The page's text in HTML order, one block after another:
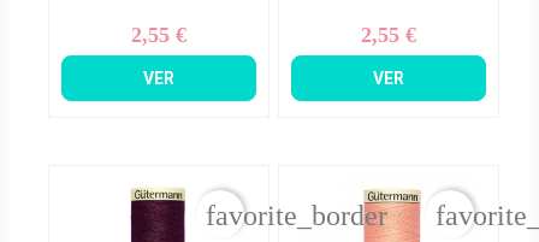
Precio
2,55 €
VER
Precio
2,55 €
VER
favorite_border